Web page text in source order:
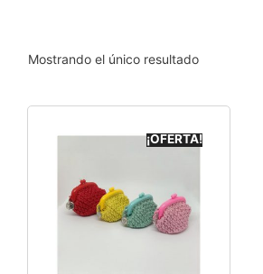
Mostrando el único resultado
¡OFERTA!